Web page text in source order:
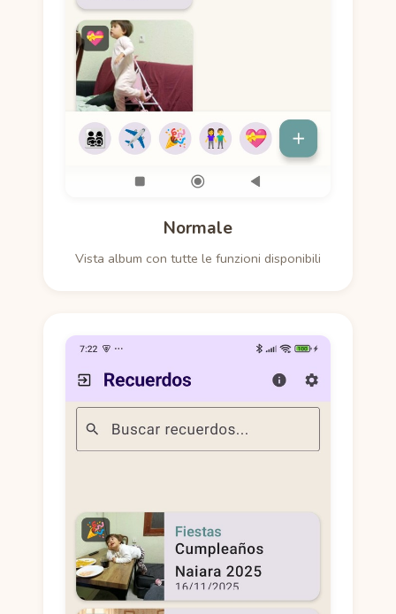
Normale
Vista album con tutte le funzioni disponibili